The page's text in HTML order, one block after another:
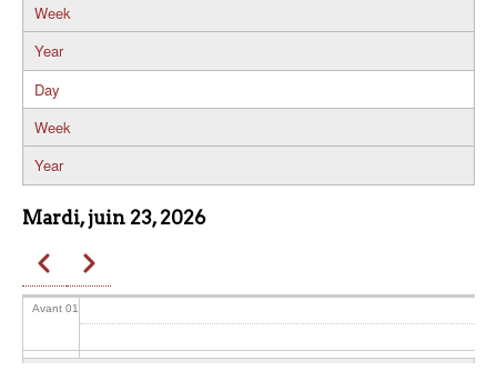
Week
Year
Day
Week
Year
Mardi, juin 23, 2026
Pagination
PrécédentSuivant
Avant 01
01